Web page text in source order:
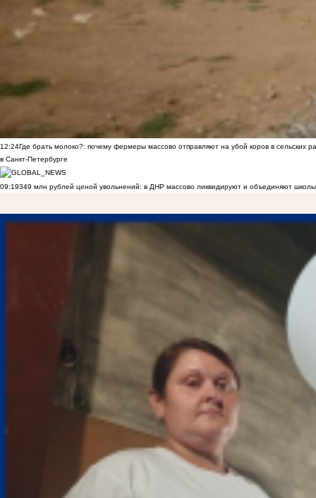
12:24Где брать молоко?: почему фермеры массово отправляют на убой коров в сельских
в Санкт-Петербурге
09:19349 млн рублей ценой увольнений: в ДНР массово ликвидируют и объединяют